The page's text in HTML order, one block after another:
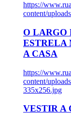
https://
content/
O LARGO
ESTRELA
A CASA
https://
content/
335x256.jpg
VESTIR A